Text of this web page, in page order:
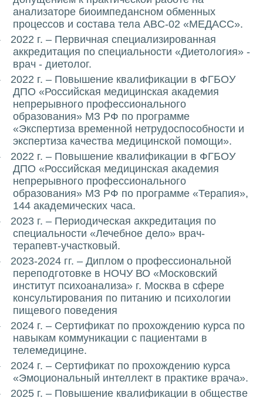
анализаторе биоимпедансном обменных
процессов и состава тела ABC-02 «МЕДАСС».
2022 г. – Первичная специализированная
аккредитация по специальности «Диетология» -
врач - диетолог.
2022 г. – Повышение квалификации в ФГБОУ
ДПО «Российская медицинская академия
непрерывного профессионального
образования» МЗ РФ по программе
«Экспертиза временной нетрудоспособности и
экспертиза качества медицинской помощи».
2022 г. – Повышение квалификации в ФГБОУ
ДПО «Российская медицинская академия
непрерывного профессионального
образования» МЗ РФ по программе «Терапия»,
144 академических часа.
2023 г. – Периодическая аккредитация по
специальности «Лечебное дело» врач-
терапевт-участковый.
2023-2024 гг. – Диплом о профессиональной
переподготовке в НОЧУ ВО «Московский
институт психоанализа» г. Москва в сфере
консультирования по питанию и психологии
пищевого поведения
2024 г. – Сертификат по прохождению курса по
навыкам коммуникации с пациентами в
телемедицине.
2024 г. – Сертификат по прохождению курса
«Эмоциональный интеллект в практике врача».
2025 г. – Повышение квалификации в обществе